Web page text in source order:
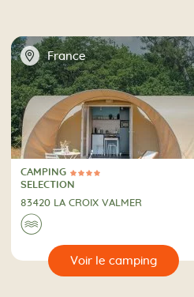
📍 France
4 Étoiles
CAMPING
CAMPING
SELECTION
83420 LA CROIX VALMER
Au bord de l'eau
🌊
Voir le camping